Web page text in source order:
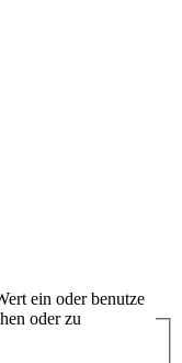
ein oder benutze
oder zu